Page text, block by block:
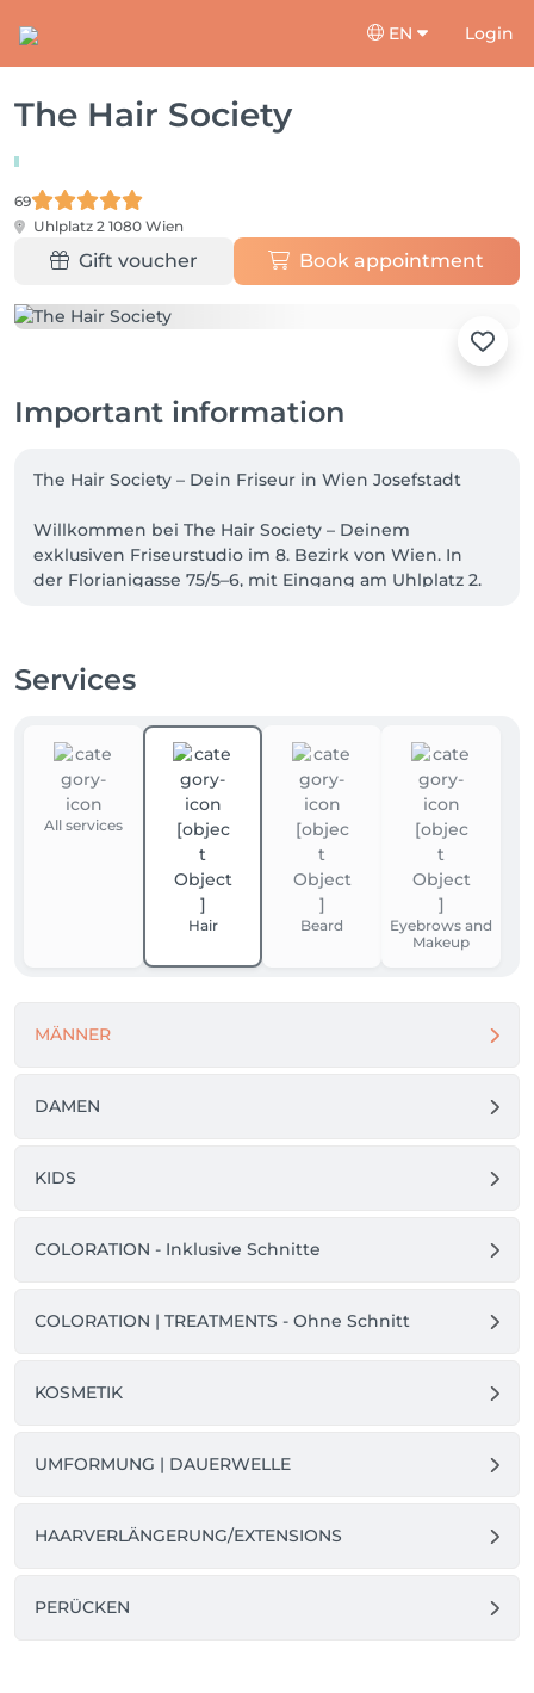
EN Login
The Hair Society
69
Uhlplatz 2 1080 Wien
Gift voucher Book appointment
Important information
The Hair Society – Dein Friseur in Wien Josefstadt
Willkommen bei The Hair Society – Deinem
exklusiven Friseurstudio im 8. Bezirk von Wien. In
der Florianigasse 75/5–6, mit Eingang am Uhlplatz 2.
individuelle Looks und hochwertige Pflege mit Top-
einen Look, der perfekt zu deinem Typ und Lifestyle
Services
All services
Hair Beard
Eyebrows and
Makeup
MÄNNER
DAMEN
KIDS
COLORATION - Inklusive Schnitte
COLORATION | TREATMENTS - Ohne Schnitt
KOSMETIK
UMFORMUNG | DAUERWELLE
HAARVERLÄNGERUNG/EXTENSIONS
PERÜCKEN